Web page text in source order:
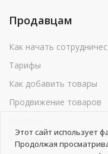
Продавцам
Как начать
Тарифы
Как добавить товары
Продвижение товаров
Реквизиты
Этот сайт использует
Продолжая